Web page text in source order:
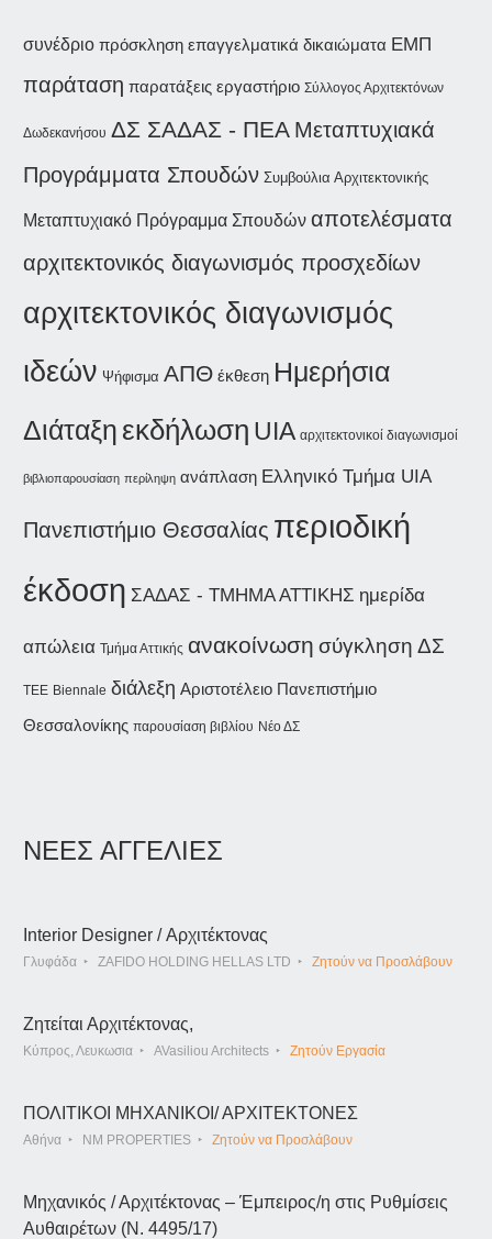
συνέδριο πρόσκληση επαγγελματικά δικαιώματα ΕΜΠ
παράταση παρατάξεις εργαστήριο Σύλλογος Αρχιτεκτόνων
Δωδεκανήσου ΔΣ ΣΑΔΑΣ - ΠΕΑ Μεταπτυχιακά
Προγράμματα Σπουδών Συμβούλια Αρχιτεκτονικής
Μεταπτυχιακό Πρόγραμμα Σπουδών αποτελέσματα
αρχιτεκτονικός διαγωνισμός προσχεδίων
αρχιτεκτονικός διαγωνισμός
ιδεών Ψήφισμα ΑΠΘ έκθεση Ημερήσια
Διάταξη εκδήλωση UIA αρχιτεκτονικοί διαγωνισμοί
βιβλιοπαρουσίαση περίληψη ανάπλαση Ελληνικό Τμήμα UIA
Πανεπιστήμιο Θεσσαλίας περιοδική
έκδοση ΣΑΔΑΣ - ΤΜΗΜΑ ΑΤΤΙΚΗΣ ημερίδα
απώλεια Τμήμα Αττικής ανακοίνωση σύγκληση ΔΣ
ΤΕΕ Biennale διάλεξη Αριστοτέλειο Πανεπιστήμιο
Θεσσαλονίκης παρουσίαση βιβλίου Νέο ΔΣ
ΝΕΕΣ ΑΓΓΕΛΙΕΣ
Interior Designer / Αρχιτέκτονας
Γλυφάδα ZAFIDO HOLDING HELLAS LTD Ζητούν να Προσλάβουν
Ζητείται Αρχιτέκτονας,
Κύπρος, Λευκωσια AVasiliou Architects Ζητούν Εργασία
ΠΟΛΙΤΙΚΟΙ ΜΗΧΑΝΙΚΟΙ/ ΑΡΧΙΤΕΚΤΟΝΕΣ
Αθήνα NM PROPERTIES Ζητούν να Προσλάβουν
Μηχανικός / Αρχιτέκτονας – Έμπειρος/η στις Ρυθμίσεις
Αυθαιρέτων (Ν. 4495/17)